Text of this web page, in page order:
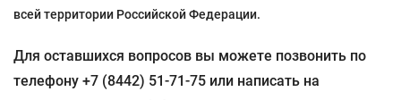
всей территории Российской Федерации.
Для оставшихся вопросов вы можете позвонить по
телефону +7 (8442) 51-71-75 или написать на